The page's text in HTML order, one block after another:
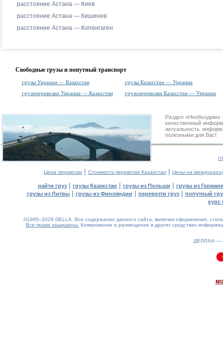
расстояние Астана — Киев
расстояние Астана — Кишинев
расстояние Астана — Копенгаген
Свободные грузы и попутный транспорт
грузы Украина — Казахстан
грузы Казахстан — Украина
грузоперевозки Украина — Казахстан
грузоперевозки Казахстан — Украина
Раздел
качественный
актуальность
полезными для Вас!
Цена перевозки | Стоимость перевозки Казахстан | Цены на
найти груз | грузы Казахстан | грузы из Польши | грузы из
грузы из Литвы| грузы из Финляндии | перевезти груз| попутный
курс
©1995–2026 DELLA. Все содержание данного сайта, включая оформление,
Все права защищены. Копирование и размещение в других средствах
ДЕЛЛА® —